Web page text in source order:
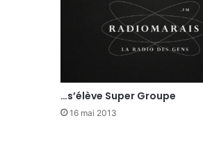
…s’élève Super Groupe
16 mai 2013